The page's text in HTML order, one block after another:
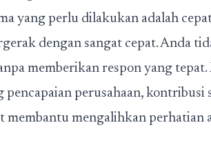
yang perlu dilakukan adalah
dengan sangat cepat. Anda
memberikan respon yang
perusahaan, kontribusi
membantu mengalihkan perhatian